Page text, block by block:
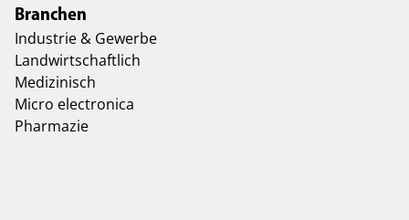
Branchen
Industrie & Gewerbe
Landwirtschaftlich
Medizinisch
Micro electronica
Pharmazie